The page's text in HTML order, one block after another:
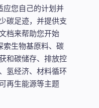
应您自己的计划并
碳足迹，并提供支
档来帮助您开始
索生物基原料、碳
和碳储存、排放控
氢经济、材料循环
再生能源等主题